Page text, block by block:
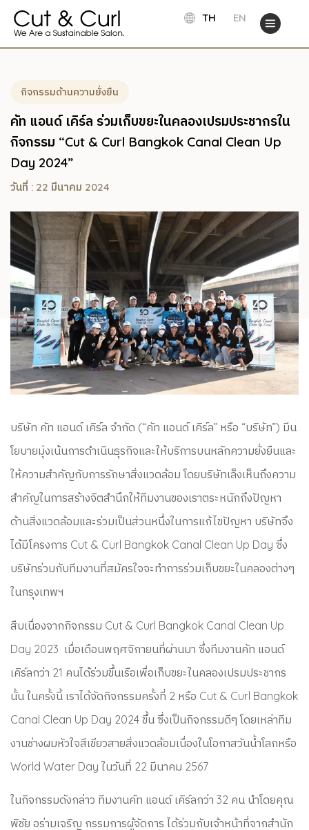
TH EN
กิจกรรมด้านความยั่งยืน
คัท แอนด์ เคิร์ล ร่วมเก็บขยะในคลองเปรมประชากรใน
กิจกรรม “Cut & Curl Bangkok Canal Clean Up
Day 2024”
วันที่ : 22 มีนาคม 2024
บริษัท คัท แอนด์ เคิร์ล จำกัด (“คัท แอนด์ เคิร์ล” หรือ “บริษัท”) มีน
โยบายมุ่งเน้นการดำเนินธุรกิจและให้บริการบนหลักความยั่งยืนและ
ให้ความสำคัญกับการรักษาสิ่งแวดล้อม โดยบริษัทเล็งเห็นถึงความ
สำคัญในการสร้างจิตสำนึกให้ทีมงานของเราตระหนักถึงปัญหา
ด้านสิ่งแวดล้อมและร่วมเป็นส่วนหนึ่งในการแก้ไขปัญหา บริษัทจึง
ได้มีโครงการ Cut & Curl Bangkok Canal Clean Up Day ซึ่ง
บริษัทร่วมกับทีมงานที่สมัครใจจะทำการร่วมเก็บขยะในคลองต่างๆ
ในกรุงเทพฯ
สืบเนื่องจากกิจกรรม Cut & Curl Bangkok Canal Clean Up
Day 2023 เมื่อเดือนพฤศจิกายนที่ผ่านมา ซึ่งทีมงานคัท แอนด์
เคิร์ลกว่า 21 คนได้ร่วมขึ้นเรือเพื่อเก็บขยะในคลองเปรมประชากร
นั้น ในครั้งนี้ เราได้จัดกิจกรรมครั้งที่ 2 หรือ Cut & Curl Bangkok
Canal Clean Up Day 2024 ขึ้น ซึ่งเป็นกิจกรรมดีๆ โดยเหล่าทีม
งานช่างผมหัวใจสีเขียวสายสิ่งแวดล้อมเนื่องในโอกาสวันน้ำโลกหรือ
World Water Day ในวันที่ 22 มีนาคม 2567
ในกิจกรรมดังกล่าว ทีมงานคัท แอนด์ เคิร์ลกว่า 32 คน นำโดยคุณ
พิชัย อร่ามเจริญ กรรมการผู้จัดการ ได้ร่วมกับเจ้าหน้าที่จากสำนัก